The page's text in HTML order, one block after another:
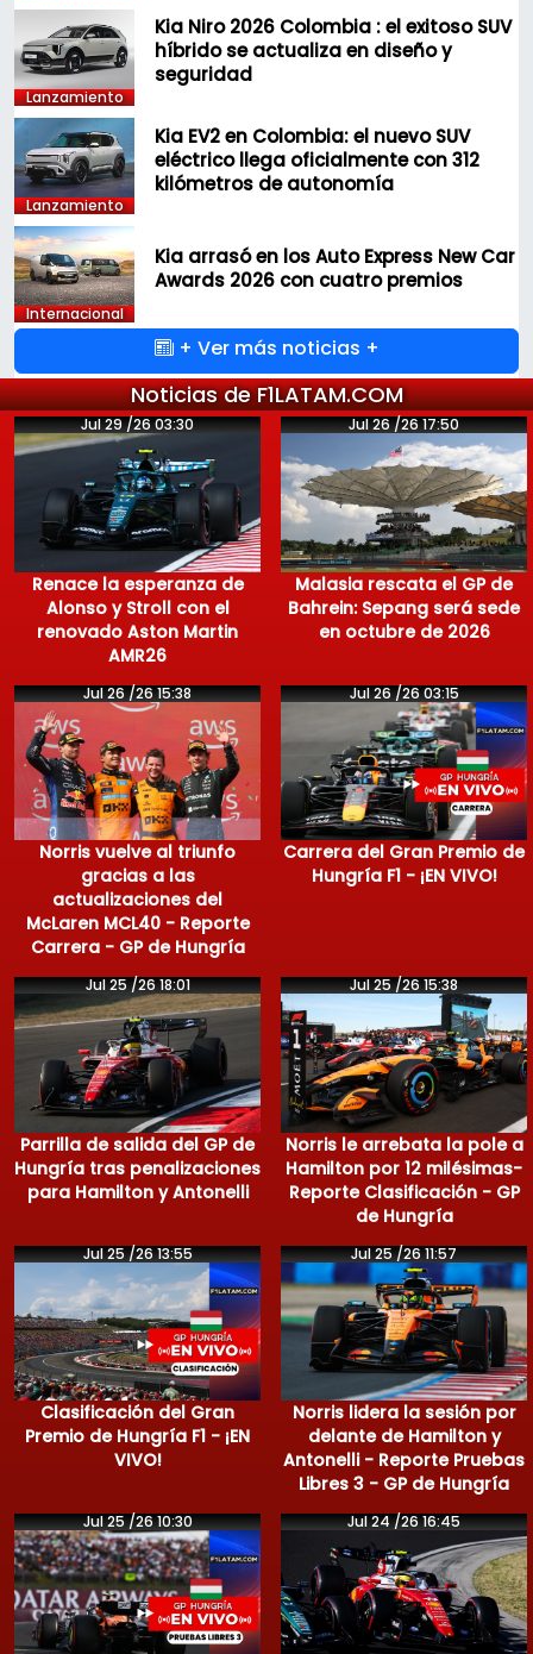
Lanzamiento
Kia Niro 2026 Colombia : el exitoso SUV
híbrido se actualiza en diseño y
seguridad
Lanzamiento
Kia EV2 en Colombia: el nuevo SUV
eléctrico llega oficialmente con 312
kilómetros de autonomía
Internacional
Kia arrasó en los Auto Express New Car
Awards 2026 con cuatro premios
+ Ver más noticias +
Noticias de F1LATAM.COM
Jul 29 /26 03:30
Renace la esperanza de
Alonso y Stroll con el
renovado Aston Martin
AMR26
Jul 26 /26 17:50
Malasia rescata el GP de
Bahrein: Sepang será sede
en octubre de 2026
Jul 26 /26 15:38
Norris vuelve al triunfo
gracias a las
actualizaciones del
McLaren MCL40 - Reporte
Carrera - GP de Hungría
Jul 26 /26 03:15
Carrera del Gran Premio de
Hungría F1 - ¡EN VIVO!
Jul 25 /26 18:01
Parrilla de salida del GP de
Hungría tras penalizaciones
para Hamilton y Antonelli
Jul 25 /26 15:38
Norris le arrebata la pole a
Hamilton por 12 milésimas-
Reporte Clasificación - GP
de Hungría
Jul 25 /26 13:55
Clasificación del Gran
Premio de Hungría F1 - ¡EN
VIVO!
Jul 25 /26 11:57
Norris lidera la sesión por
delante de Hamilton y
Antonelli - Reporte Pruebas
Libres 3 - GP de Hungría
Jul 25 /26 10:30 Jul 24 /26 16:45